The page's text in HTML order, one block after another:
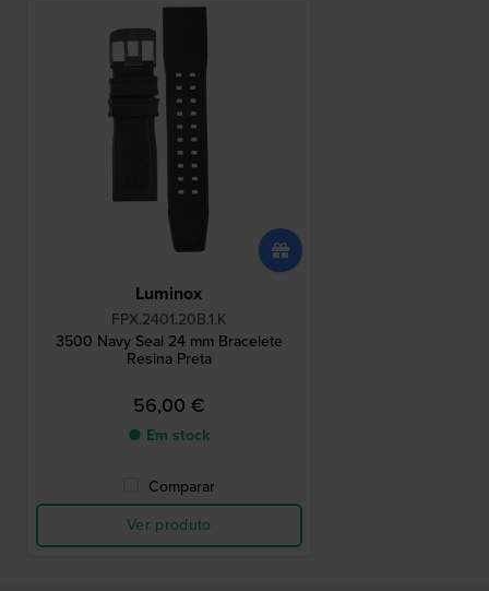
Luminox
FPX.2401.20B.1.K
3500 Navy Seal 24 mm Bracelete
Resina Preta
56,00 €
● Em stock
Comparar
Ver produto